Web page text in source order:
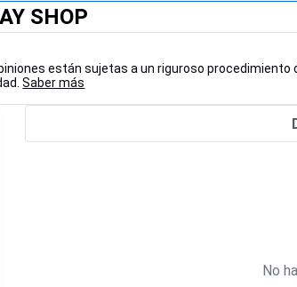
SHOP
están sujetas a un riguroso
Saber más
No